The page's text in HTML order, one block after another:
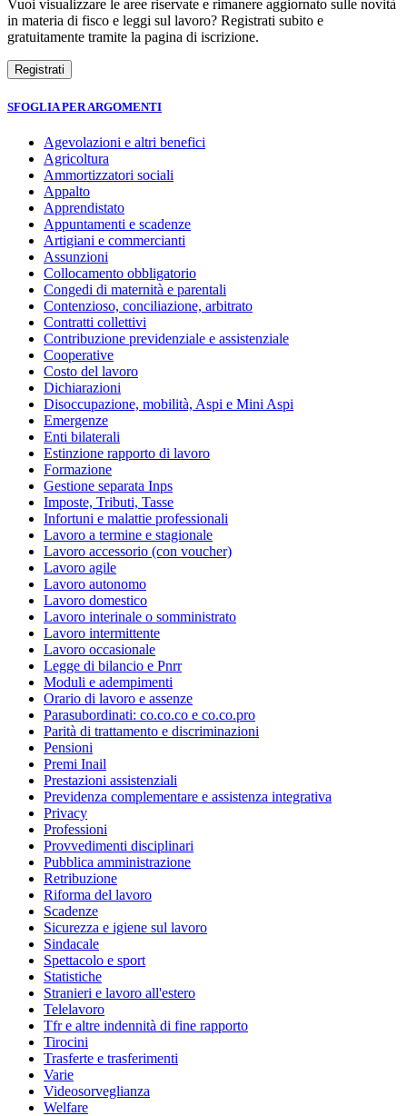
Vuoi visualizzare le aree riservate e rimanere aggiornato sulle novità
in materia di fisco e leggi sul lavoro? Registrati subito e
gratuitamente tramite la pagina di iscrizione.
SFOGLIA PER ARGOMENTI
Agevolazioni e altri benefici
Agricoltura
Ammortizzatori sociali
Appalto
Apprendistato
Appuntamenti e scadenze
Artigiani e commercianti
Assunzioni
Collocamento obbligatorio
Congedi di maternità e parentali
Contenzioso, conciliazione, arbitrato
Contratti collettivi
Contribuzione previdenziale e assistenziale
Cooperative
Costo del lavoro
Dichiarazioni
Disoccupazione, mobilità, Aspi e Mini Aspi
Emergenze
Enti bilaterali
Estinzione rapporto di lavoro
Formazione
Gestione separata Inps
Imposte, Tributi, Tasse
Infortuni e malattie professionali
Lavoro a termine e stagionale
Lavoro accessorio (con voucher)
Lavoro agile
Lavoro autonomo
Lavoro domestico
Lavoro interinale o somministrato
Lavoro intermittente
Lavoro occasionale
Legge di bilancio e Pnrr
Moduli e adempimenti
Orario di lavoro e assenze
Parasubordinati: co.co.co e co.co.pro
Parità di trattamento e discriminazioni
Pensioni
Premi Inail
Prestazioni assistenziali
Previdenza complementare e assistenza integrativa
Privacy
Professioni
Provvedimenti disciplinari
Pubblica amministrazione
Retribuzione
Riforma del lavoro
Scadenze
Sicurezza e igiene sul lavoro
Sindacale
Spettacolo e sport
Statistiche
Stranieri e lavoro all'estero
Telelavoro
Tfr e altre indennità di fine rapporto
Tirocini
Trasferte e trasferimenti
Varie
Videosorveglianza
Welfare